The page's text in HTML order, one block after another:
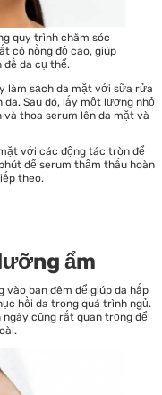
quy trình chăm sóc
có nồng độ cao, giúp
da cụ thể.
làm sạch da mặt với sữa rửa
Sau đó, lấy một lượng nhỏ
thoa serum lên da mặt và
với các động tác tròn để
để serum thẩm thấu hoàn
theo.
ẩm
ban đêm để giúp da hấp
hồi da trong quá trình ngủ.
ngày cũng rất quan trọng để